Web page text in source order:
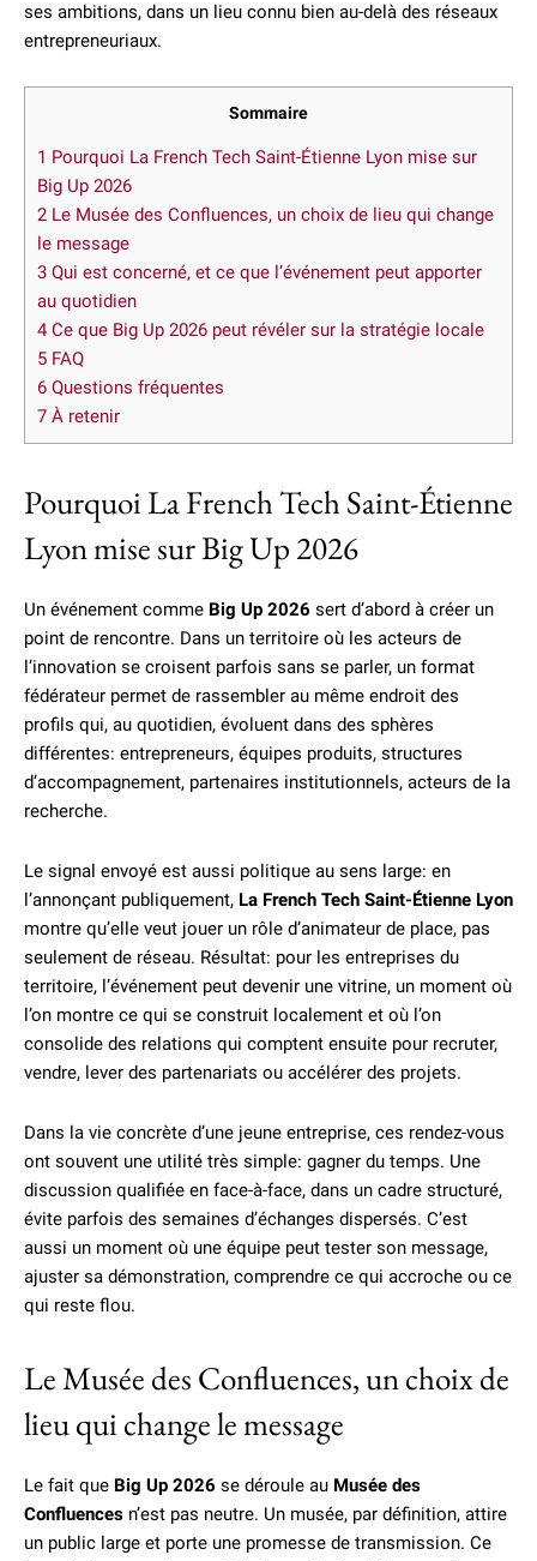
ses ambitions, dans un lieu connu bien au-delà des réseaux
entrepreneuriaux.
Sommaire
1 Pourquoi La French Tech Saint-Étienne Lyon mise sur
Big Up 2026
2 Le Musée des Confluences, un choix de lieu qui change
le message
3 Qui est concerné, et ce que l’événement peut apporter
au quotidien
4 Ce que Big Up 2026 peut révéler sur la stratégie locale
5 FAQ
6 Questions fréquentes
7 À retenir
Pourquoi La French Tech Saint-Étienne
Lyon mise sur Big Up 2026
Un événement comme Big Up 2026 sert d’abord à créer un
point de rencontre. Dans un territoire où les acteurs de
l’innovation se croisent parfois sans se parler, un format
fédérateur permet de rassembler au même endroit des
profils qui, au quotidien, évoluent dans des sphères
différentes: entrepreneurs, équipes produits, structures
d’accompagnement, partenaires institutionnels, acteurs de la
recherche.
Le signal envoyé est aussi politique au sens large: en
l’annonçant publiquement, La French Tech Saint-Étienne Lyon
montre qu’elle veut jouer un rôle d’animateur de place, pas
seulement de réseau. Résultat: pour les entreprises du
territoire, l’événement peut devenir une vitrine, un moment où
l’on montre ce qui se construit localement et où l’on
consolide des relations qui comptent ensuite pour recruter,
vendre, lever des partenariats ou accélérer des projets.
Dans la vie concrète d’une jeune entreprise, ces rendez-vous
ont souvent une utilité très simple: gagner du temps. Une
discussion qualifiée en face-à-face, dans un cadre structuré,
évite parfois des semaines d’échanges dispersés. C’est
aussi un moment où une équipe peut tester son message,
ajuster sa démonstration, comprendre ce qui accroche ou ce
qui reste flou.
Le Musée des Confluences, un choix de
lieu qui change le message
Le fait que Big Up 2026 se déroule au Musée des
Confluences n’est pas neutre. Un musée, par définition, attire
un public large et porte une promesse de transmission. Ce